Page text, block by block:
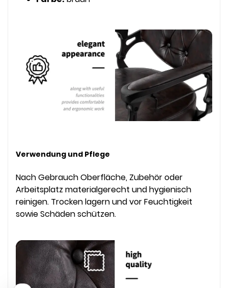
Verwendung und Pflege
Nach Gebrauch Oberfläche, Zubehör oder
Arbeitsplatz materialgerecht und hygienisch
reinigen. Trocken lagern und vor Feuchtigkeit
sowie Schäden schützen.